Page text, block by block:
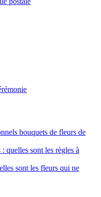
bouquets de fleurs de
quelles sont les règles à
sont les fleurs qui ne